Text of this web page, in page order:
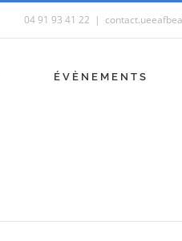
04 91 93 41 22 |
ÉVÈNEMENTS